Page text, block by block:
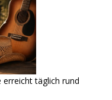
erreicht täglich rund